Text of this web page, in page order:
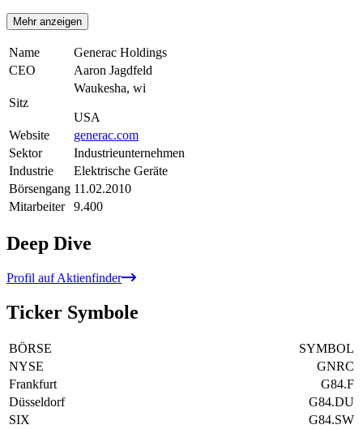
Mehr anzeigen
Name
Generac Holdings
CEO
Aaron Jagdfeld
Sitz
Waukesha, wi
USA
Website
generac.com
Sektor
Industrieunternehmen
Industrie
Elektrische Geräte
Börsengang 11.02.2010
Mitarbeiter
9.400
Deep Dive
Profil auf Aktienfinder
Ticker Symbole
BÖRSE
SYMBOL
NYSE
GNRC
Frankfurt
G84.F
Düsseldorf
G84.DU
SIX
G84.SW